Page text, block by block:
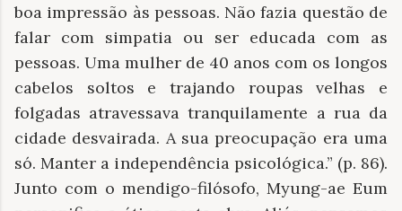
boa impressão às pessoas. Não fazia questão de
falar com simpatia ou ser educada com as
pessoas. Uma mulher de 40 anos com os longos
cabelos soltos e trajando roupas velhas e
folgadas atravessava tranquilamente a rua da
cidade desvairada. A sua preocupação era uma
só. Manter a independência psicológica.” (p. 86).
Junto com o mendigo-filósofo, Myung-ae Eum